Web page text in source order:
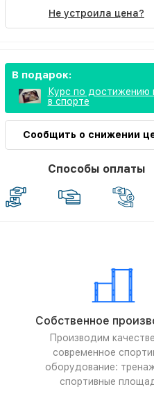
Не устроила цена?
В подарок:
Курс по достижению
в спорте
Сообщить о снижении
Способы оплаты
Собственное
Производим
современное
оборудование:
спортивные